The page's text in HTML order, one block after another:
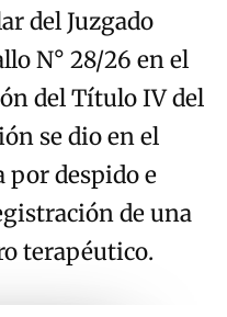
del Juzgado
N° 28/26 en el
del Título IV del
se dio en el
por despido e
de una
terapéutico.